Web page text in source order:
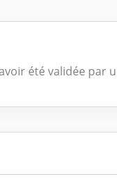
été validée par